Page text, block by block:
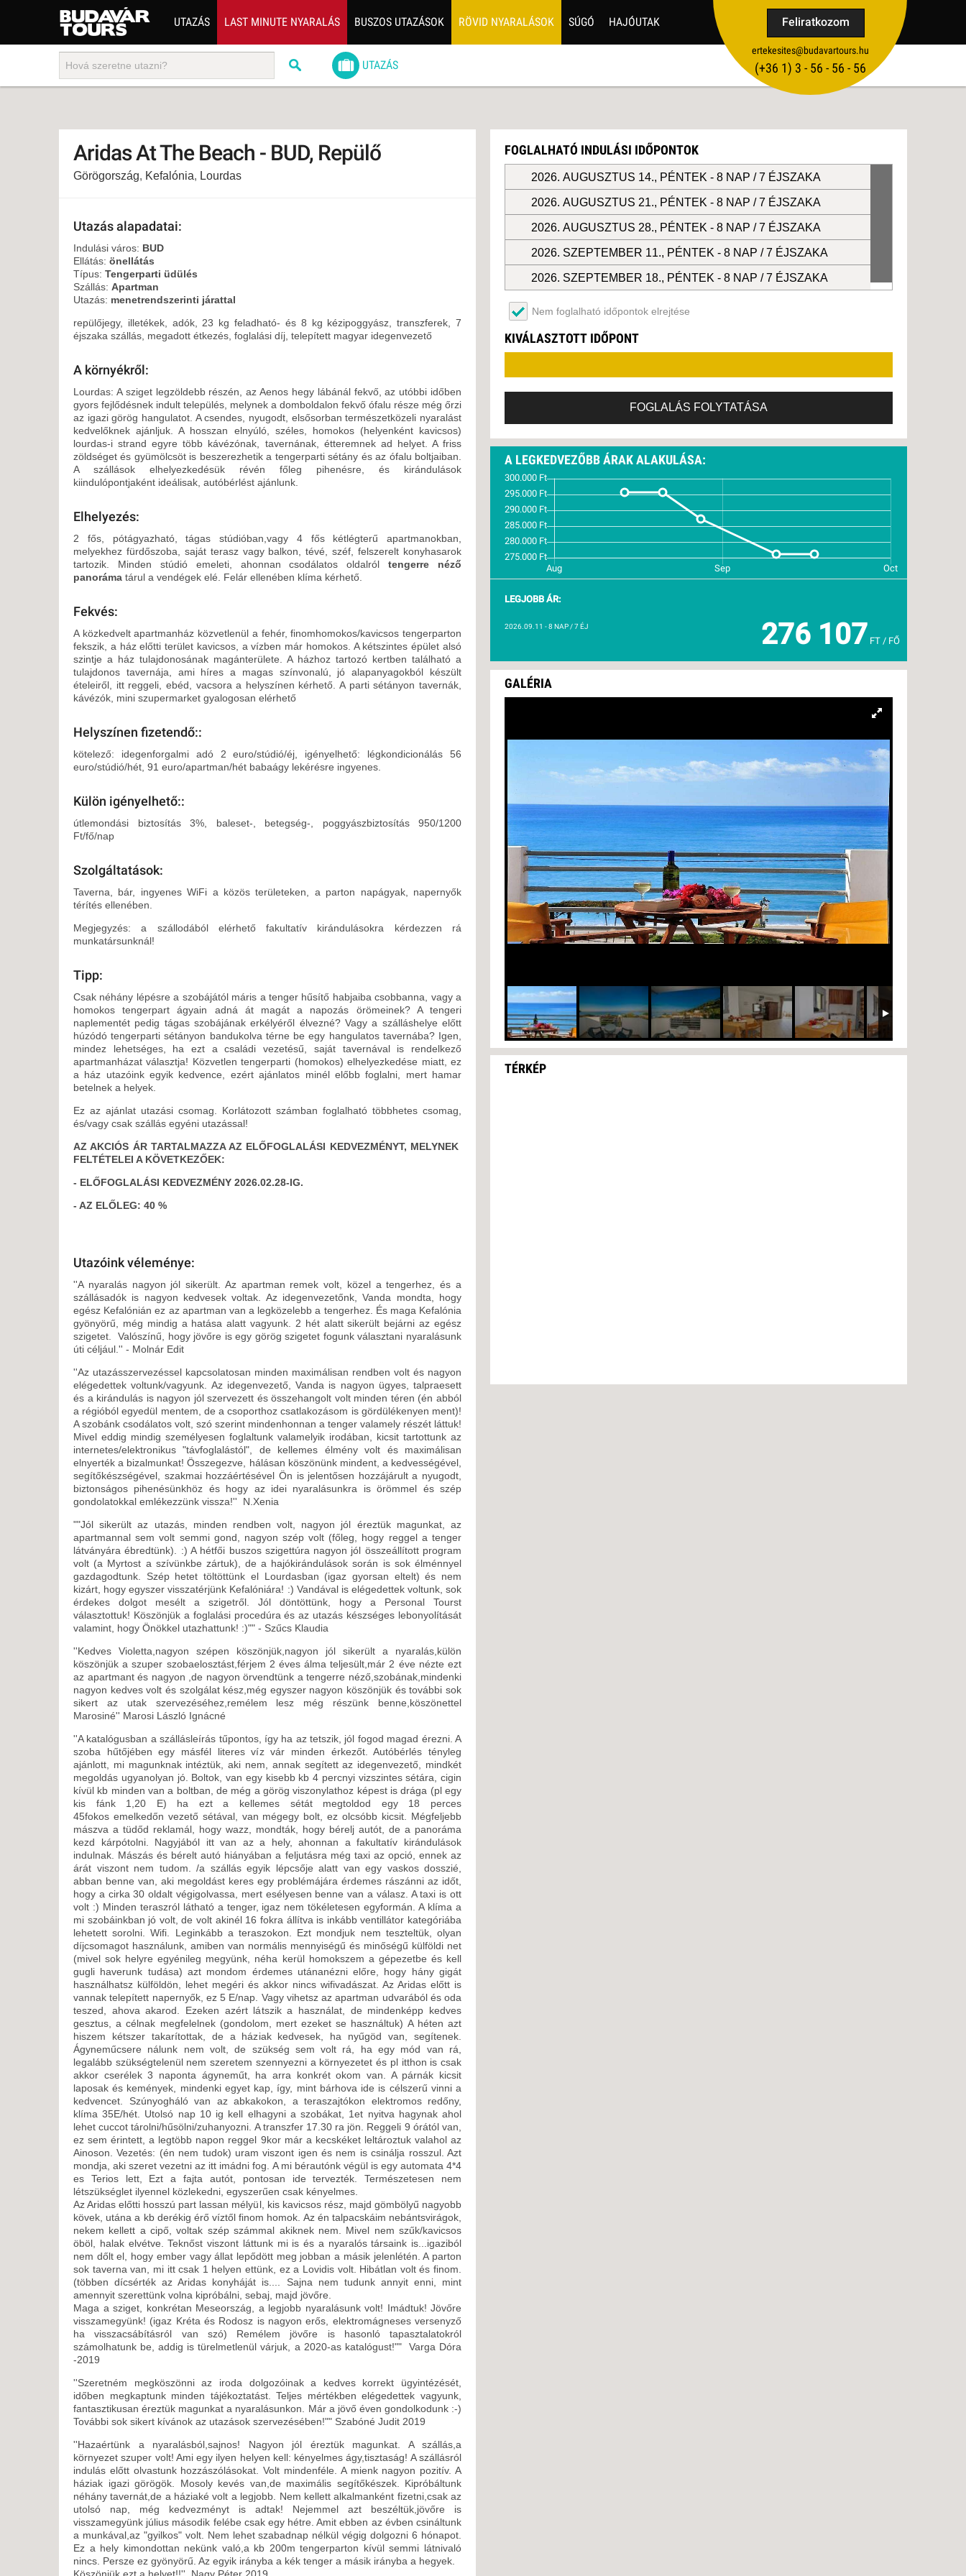
Feliratkozom
ertekesites@budavartours.hu
(+36­ 1) 3 - 56 - 56 - 56
UTAZÁS
BUSZOS UTAZÁSOK
KÖRUTAZÁS
KÖZVETLEN
TENGERPARTI
CSÚSZDÁVAL
BUDAVÁR TOURS
UTAZÁSOK
LAST MINUTE NYARALÁS BUSZOS UTAZÁSOK RÖVID NYARALÁSOK SÚGÓ
TIPPEK
VISSZAJELZÉS KÜLDÉSE
HAJÓUTAK
UTAZÁS
Aridas At The Beach - BUD, Repülő
Görögország, Kefalónia, Lourdas
GALÉRIA
A LEGKEDVEZŐBB ÁRAK ALAKULÁSA:
LEGJOBB ÁR:
2026.09.11 - 8 NAP / 7 ÉJ 276 107 FT / FŐ
FOGLALHATÓ INDULÁSI IDŐPONTOK
2026. AUGUSZTUS 14., PÉNTEK - 8 NAP / 7 ÉJSZAKA
2026. AUGUSZTUS 21., PÉNTEK - 8 NAP / 7 ÉJSZAKA
2026. AUGUSZTUS 28., PÉNTEK - 8 NAP / 7 ÉJSZAKA
2026. SZEPTEMBER 11., PÉNTEK - 8 NAP / 7 ÉJSZAKA
2026. SZEPTEMBER 18., PÉNTEK - 8 NAP / 7 ÉJSZAKA
Nem foglalható időpontok elrejtése
KIVÁLASZTOTT IDŐPONT
FOGLALÁS FOLYTATÁSA
Utazás alapadatai:
Indulási város: BUD
Ellátás: önellátás
Típus: Tengerparti üdülés
Szállás: Apartman
Utazás: menetrendszerinti járattal
repülőjegy, illetékek, adók, 23 kg feladható- és 8 kg kézipoggyász, transzferek, 7
éjszaka szállás, megadott étkezés, foglalási díj, telepített magyar idegenvezető
A környékről:
Lourdas: A sziget legzöldebb részén, az Aenos hegy lábánál fekvő, az utóbbi időben
gyors fejlődésnek indult település, melynek a domboldalon fekvő ófalu része még őrzi
az igazi görög hangulatot. A csendes, nyugodt, elsősorban természetközeli nyaralást
kedvelőknek ajánljuk. A hosszan elnyúló, széles, homokos (helyenként kavicsos)
lourdas-i strand egyre több kávézónak, tavernának, étteremnek ad helyet. A friss
zöldséget és gyümölcsöt is beszerezhetik a tengerparti sétány és az ófalu boltjaiban.
A szállások elhelyezkedésük révén főleg pihenésre, és kirándulások
kiindulópontjaként ideálisak, autóbérlést ajánlunk.
Elhelyezés:
2 fős, pótágyazható, tágas stúdióban,vagy 4 fős kétlégterű apartmanokban,
melyekhez fürdőszoba, saját terasz vagy balkon, tévé, széf, felszerelt konyhasarok
tartozik. Minden stúdió emeleti, ahonnan csodálatos oldalróltengerre néző
panoráma tárul a vendégek elé. Felár ellenében klíma kérhető.
Fekvés:
A közkedvelt apartmanház közvetlenül a fehér, finomhomokos/kavicsos tengerparton
fekszik, a ház előtti terület kavicsos, a vízben már homokos. A kétszintes épület alsó
szintje a ház tulajdonosának magánterülete. A házhoz tartozó kertben található a
tulajdonos tavernája, ami híres a magas színvonalú, jó alapanyagokból készült
ételeiről, itt reggeli, ebéd, vacsora a helyszínen kérhető. A parti sétányon tavernák,
kávézók, mini szupermarket gyalogosan elérhető
Helyszínen fizetendő::
kötelező: idegenforgalmi adó 2 euro/stúdió/éj, igényelhető: légkondicionálás 56
euro/stúdió/hét, 91 euro/apartman/hét babaágy lekérésre ingyenes.
Külön igényelhető::
útlemondási biztosítás 3%, baleset-, betegség-, poggyászbiztosítás 950/1200
Ft/fő/nap
Szolgáltatások:
Taverna, bár, ingyenes WiFi a közös területeken, a parton napágyak, napernyők
térítés ellenében.
Megjegyzés: a szállodából elérhető fakultatív kirándulásokra kérdezzen rá
munkatársunknál!
Tipp:
Csak néhány lépésre a szobájától máris a tenger hűsítő habjaiba csobbanna, vagy a
homokos tengerpart ágyain adná át magát a napozás örömeinek? A tengeri
naplementét pedig tágas szobájának erkélyéről élvezné? Vagy a szálláshelye előtt
húzódó tengerparti sétányon bandukolva térne be egy hangulatos tavernába? Igen,
mindez lehetséges, ha ezt a családi vezetésű, saját tavernával is rendelkező
apartmanházat választja! Közvetlen tengerparti (homokos) elhelyezkedése miatt, ez
a ház utazóink egyik kedvence, ezért ajánlatos minél előbb foglalni, mert hamar
betelnek a helyek.
Ez az ajánlat utazási csomag. Korlátozott számban foglalható többhetes csomag,
és/vagy csak szállás egyéni utazással!
AZ AKCIÓS ÁR TARTALMAZZA AZ ELŐFOGLALÁSI KEDVEZMÉNYT, MELYNEK
FELTÉTELEI A KÖVETKEZŐEK:
- ELŐFOGLALÁSI KEDVEZMÉNY 2026.02.28-IG.
- AZ ELŐLEG: 40 %
Utazóink véleménye:
''A nyaralás nagyon jól sikerült. Az apartman remek volt, közel a tengerhez, és a
szállásadók is nagyon kedvesek voltak. Az idegenvezetőnk, Vanda mondta, hogy
egész Kefalónián ez az apartman van a legközelebb a tengerhez. És maga Kefalónia
gyönyörű, még mindig a hatása alatt vagyunk. 2 hét alatt sikerült bejárni az egész
szigetet. Valószínű, hogy jövőre is egy görög szigetet fogunk választani nyaralásunk
úti céljául.'' - Molnár Edit
''Az utazásszervezéssel kapcsolatosan minden maximálisan rendben volt és nagyon
elégedettek voltunk/vagyunk. Az idegenvezető, Vanda is nagyon ügyes, talpraesett
és a kirándulás is nagyon jól szervezett és összehangolt volt minden téren (én abból
a régióból egyedül mentem, de a csoporthoz csatlakozásom is gördülékenyen ment)!
A szobánk csodálatos volt, szó szerint mindenhonnan a tenger valamely részét láttuk!
Mivel eddig mindig személyesen foglaltunk valamelyik irodában, kicsit tartottunk az
internetes/elektronikus "távfoglalástól", de kellemes élmény volt és maximálisan
elnyerték a bizalmunkat! Összegezve, hálásan köszönünk mindent, a kedvességével,
segítőkészségével, szakmai hozzáértésével Ön is jelentősen hozzájárult a nyugodt,
biztonságos pihenésünkhöz és hogy az idei nyaralásunkra is örömmel és szép
gondolatokkal emlékezzünk vissza!'' N.Xenia
""Jól sikerült az utazás, minden rendben volt, nagyon jól éreztük magunkat, az
apartmannal sem volt semmi gond, nagyon szép volt (főleg, hogy reggel a tenger
látványára ébredtünk). :) A hétfői buszos szigettúra nagyon jól összeállított program
volt (a Myrtost a szívünkbe zártuk), de a hajókirándulások során is sok élménnyel
gazdagodtunk. Szép hetet töltöttünk el Lourdasban (igaz gyorsan eltelt) és nem
kizárt, hogy egyszer visszatérjünk Kefalóniára! :) Vandával is elégedettek voltunk, sok
érdekes dolgot mesélt a szigetről. Jól döntöttünk, hogy a Personal Tourst
választottuk! Köszönjük a foglalási procedúra és az utazás készséges lebonyolítását
valamint, hogy Önökkel utazhattunk! :)"" - Szűcs Klaudia
''Kedves Violetta,nagyon szépen köszönjük,nagyon jól sikerült a nyaralás,külön
köszönjük a szuper szobaelosztást,férjem 2 éves álma teljesült,már 2 éve nézte ezt
az apartmant és nagyon ,de nagyon örvendtünk a tengerre néző,szobának,mindenki
nagyon kedves volt és szolgálat kész,még egyszer nagyon köszönjük és további sok
sikert az utak szervezéséhez,remélem lesz még részünk benne,köszönettel
Marosiné'' Marosi László Ignácné
''A katalógusban a szállásleírás tűpontos, így ha az tetszik, jól fogod magad érezni. A
szoba hűtőjében egy másfél literes víz vár minden érkezőt. Autóbérlés tényleg
ajánlott, mi magunknak intéztük, aki nem, annak segített az idegenvezető, mindkét
megoldás ugyanolyan jó. Boltok, van egy kisebb kb 4 percnyi vizszintes sétára, cigin
kívül kb minden van a boltban, de még a görög viszonylathoz képest is drága (pl egy
kis fánk 1,20 E) ha ezt a kellemes sétát megtoldod egy 18 perces
45fokos emelkedőn vezető sétával, van mégegy bolt, ez olcsóbb kicsit. Mégfeljebb
mászva a tüdőd reklamál, hogy wazz, mondták, hogy bérelj autót, de a panoráma
kezd kárpótolni. Nagyjából itt van az a hely, ahonnan a fakultatív kirándulások
indulnak. Mászás és bérelt autó hiányában a feljutásra még taxi az opció, ennek az
árát viszont nem tudom. /a szállás egyik lépcsője alatt van egy vaskos dosszié,
abban benne van, aki megoldást keres egy problémájára érdemes rászánni az időt,
hogy a cirka 30 oldalt végigolvassa, mert esélyesen benne van a válasz. A taxi is ott
volt :) Minden teraszról látható a tenger, igaz nem tökéletesen egyformán. A klíma a
mi szobáinkban jó volt, de volt akinél 16 fokra állítva is inkább ventillátor kategóriába
lehetett sorolni. Wifi. Leginkább a teraszokon. Ezt mondjuk nem teszteltük, olyan
díjcsomagot használunk, amiben van normális mennyiségű és minőségű külföldi net
(mivel sok helyre egyénileg megyünk, néha kerül homokszem a gépezetbe és kell
gugli haverunk tudása) azt mondom érdemes utánanézni előre, hogy hány gigát
használhatsz külföldön, lehet megéri és akkor nincs wifivadászat. Az Aridas előtt is
vannak telepített napernyők, ez 5 E/nap. Vagy vihetsz az apartman udvarából és oda
teszed, ahova akarod. Ezeken azért látszik a használat, de mindenképp kedves
gesztus, a célnak megfelelnek (gondolom, mert ezeket se használtuk) A héten azt
hiszem kétszer takarítottak, de a háziak kedvesek, ha nyűgöd van, segítenek.
Ágyneműcsere nálunk nem volt, de szükség sem volt rá, ha egy mód van rá,
legalább szükségtelenül nem szeretem szennyezni a környezetet és pl itthon is csak
akkor cserélek 3 naponta ágyneműt, ha arra konkrét okom van. A párnák kicsit
laposak és kemények, mindenki egyet kap, így, mint bárhova ide is célszerű vinni a
kedvencet. Szúnyogháló van az abkakokon, a teraszajtókon elektromos redőny,
klíma 35E/hét. Utolsó nap 10 ig kell elhagyni a szobákat, 1et nyitva hagynak ahol
lehet cuccot tárolni/hűsölni/zuhanyozni. A transzfer 17.30 ra jön. Reggeli 9 órától van,
ez sem érintett, a legtöbb napon reggel 9kor már a kecskéket leltároztuk valahol az
Ainoson. Vezetés: (én nem tudok) uram viszont igen és nem is csinálja rosszul. Azt
mondja, aki szeret vezetni az itt imádni fog. A mi bérautónk végül is egy automata 4*4
es Terios lett, Ezt a fajta autót, pontosan ide tervezték. Természetesen nem
létszükséglet ilyennel közlekedni, egyszerűen csak kényelmes.
Az Aridas előtti hosszú part lassan mélyül, kis kavicsos rész, majd gömbölyű nagyobb
kövek, utána a kb derékig érő víztől finom homok. Az én talpacskáim nebántsvirágok,
nekem kellett a cipő, voltak szép számmal akiknek nem. Mivel nem szűk/kavicsos
öböl, halak elvétve. Teknőst viszont láttunk mi is és a nyaralós társaink is...igaziból
nem dőlt el, hogy ember vagy állat lepődött meg jobban a másik jelenlétén. A parton
sok taverna van, mi itt csak 1 helyen ettünk, ez a Lovidis volt. Hibátlan volt és finom.
(többen dícsérték az Aridas konyháját is.... Sajna nem tudunk annyit enni, mint
amennyit szerettünk volna kipróbálni, sebaj, majd jövőre.
Maga a sziget, konkrétan Meseország, a legjobb nyaralásunk volt! Imádtuk! Jövőre
visszamegyünk! (igaz Kréta és Rodosz is nagyon erős, elektromágneses versenyző
ha visszacsábításról van szó) Remélem jövőre is hasonló tapasztalatokról
számolhatunk be, addig is türelmetlenül várjuk, a 2020-as katalógust!"" Varga Dóra
-2019
''Szeretném megköszönni az iroda dolgozóinak a kedves korrekt ügyintézését,
időben megkaptunk minden tájékoztatást. Teljes mértékben elégedettek vagyunk,
fantasztikusan éreztük magunkat a nyaralásunkon. Már a jövő éven gondolkodunk :-)
További sok sikert kívánok az utazások szervezésében!"" Szabóné Judit 2019
''Hazaértünk a nyaralásból,sajnos! Nagyon jól éreztük magunkat. A szállás,a
környezet szuper volt! Ami egy ilyen helyen kell: kényelmes ágy,tisztaság! A szállásról
indulás előtt olvastunk hozzászólásokat. Volt mindenféle. A mienk nagyon pozitív. A
háziak igazi görögök. Mosoly kevés van,de maximális segítőkészek. Kipróbáltunk
néhány tavernát,de a háziaké volt a legjobb. Nem kellett alkalmanként fizetni,csak az
utolsó nap, még kedvezményt is adtak! Nejemmel azt beszéltük,jövőre is
visszamegyünk július második felébe csak egy hétre. Amit ebben az évben csináltunk
a munkával,az "gyilkos" volt. Nem lehet szabadnap nélkül végig dolgozni 6 hónapot.
Ez a hely kimondottan nekünk való,a kb 200m tengerparton kívül semmi látnivaló
nincs. Persze ez gyönyörű. Az egyik irányba a kék tenger a másik irányba a hegyek.
Köszönjük ezt a helyet!!'' Nagy Péter 2019
TÉRKÉP